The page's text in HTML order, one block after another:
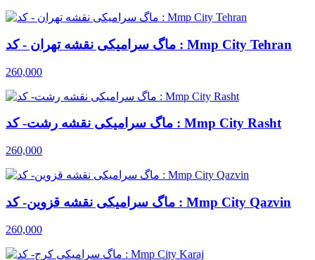
ماگ سرامیکی نقشه تهران - کد : Mmp City Tehran
260,000
ماگ سرامیکی نقشه رشت- کد : Mmp City Rasht
260,000
ماگ سرامیکی نقشه قزوین- کد : Mmp City Qazvin
260,000